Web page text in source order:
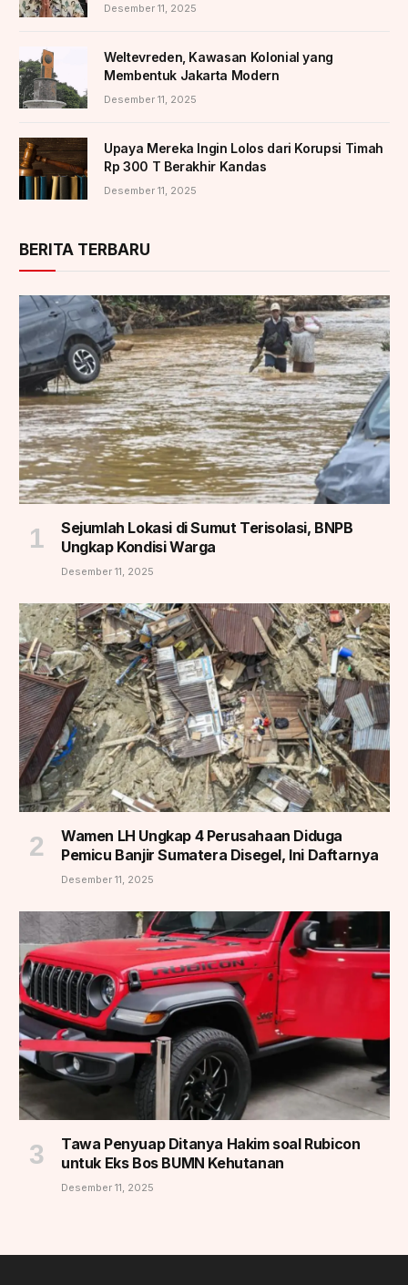
Desember 11, 2025
Weltevreden, Kawasan Kolonial yang
Membentuk Jakarta Modern
Desember 11, 2025
Upaya Mereka Ingin Lolos dari Korupsi Timah
Rp 300 T Berakhir Kandas
Desember 11, 2025
BERITA TERBARU
Sejumlah Lokasi di Sumut Terisolasi, BNPB
Ungkap Kondisi Warga
Desember 11, 2025
Wamen LH Ungkap 4 Perusahaan Diduga
Pemicu Banjir Sumatera Disegel, Ini Daftarnya
Desember 11, 2025
Tawa Penyuap Ditanya Hakim soal Rubicon
untuk Eks Bos BUMN Kehutanan
Desember 11, 2025